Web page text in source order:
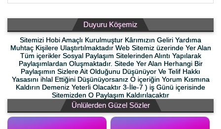
Duyuru Köşemiz
Sitemizi Hobi Amaçlı Kurulmuştur Kârımızın Geliri Yardıma
Muhtaç Kişilere Ulaştırtılmaktadır Web Sitemiz üzerinde Yer Alan
Tüm içerikler Sosyal Paylaşım Sitelerinden Alıntı Yapılarak
Paylaşımlardan Oluşmaktadır. Sitede Yer Alan Herhangi Bir
Paylaşımın Sizlere Ait Olduğunu Düşünüyor Ve Telif Hakkı
Yasasını ihlal Ettiğini Düşünüyorsanız O içeriğin Yorum Kısmına
Kaldırın Demeniz Yeterli Olacaktır 3-İle-7 ) iş Günü içerisinde
Sitemizden O Paylaşım Kaldırılacaktır
Ünlülerden Güzel Sözler